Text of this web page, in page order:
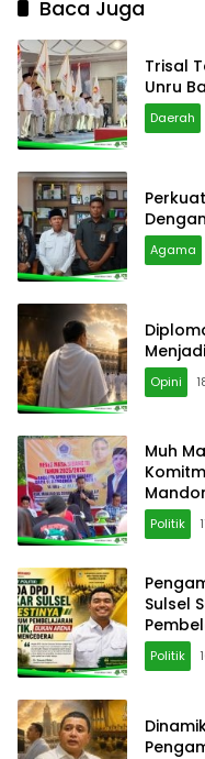
Baca Juga
Trisal
Unru
Daerah
Agama
Opini
‎Muh
Politik
Sulsel
Politik